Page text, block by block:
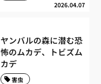
2026.04.07
ヤンバルの森に潜む恐
怖のムカデ、トビズム
カデ
害虫